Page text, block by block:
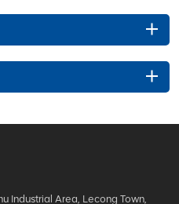
Industrial Area, Lecong Town,